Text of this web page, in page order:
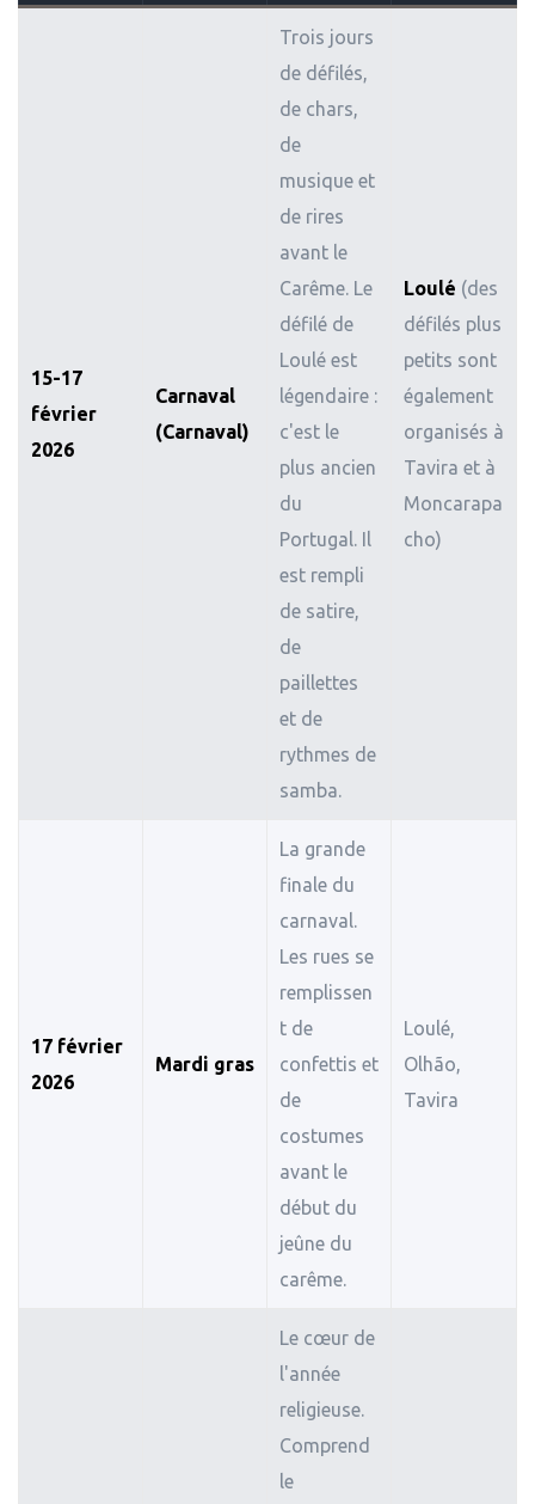
15-17
février
2026
Carnaval
(Carnaval)
Trois jours
de défilés,
de chars,
de
musique et
de rires
avant le
Carême. Le
défilé de
Loulé est
légendaire :
c'est le
plus ancien
du
Portugal. Il
est rempli
de satire,
de
paillettes
et de
rythmes de
samba.
Loulé (des
défilés plus
petits sont
également
organisés à
Tavira et à
Moncarapa
cho)
17 février
2026
Mardi gras
La grande
finale du
carnaval.
Les rues se
remplissen
t de
confettis et
de
costumes
avant le
début du
jeûne du
carême.
Loulé,
Olhão,
Tavira
Le cœur de
l'année
religieuse.
Comprend
le